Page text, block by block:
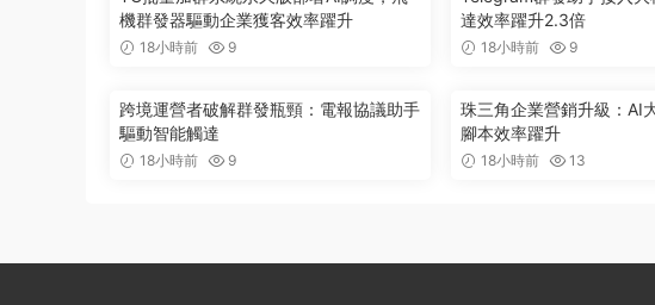
機群發器驅動企業獲客效率躍升
18小時前 9
達效率躍升2.3倍
18小時前 9
跨境運營者破解群發瓶頸：電報協議助手
驅動智能觸達
18小時前 9
珠三角企業營銷升級：AI
腳本效率躍升
18小時前 13